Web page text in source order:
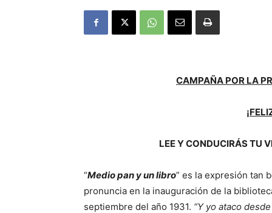
CAMPAÑA POR LA
LEE Y CONDUCIRÁS TU
“Medio pan y un libro” es la expresión tan
pronuncia en la inauguración de la
septiembre del año 1931. “Y yo ataco